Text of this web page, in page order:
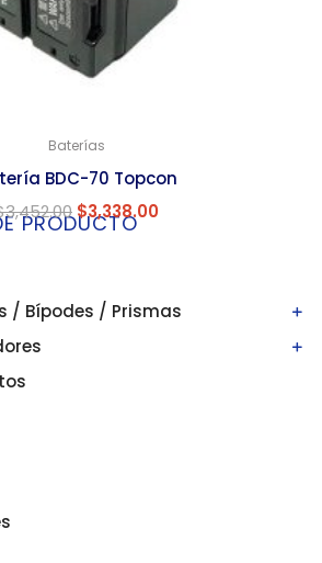
Baterías
BDC-70 Topcon
3,452.00 $3,338.00
PRODUCTO
/ Bípodes / Prismas